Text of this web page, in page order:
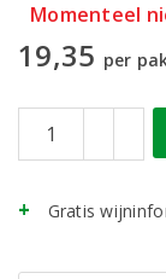
Momenteel
19,35 per
Gratis